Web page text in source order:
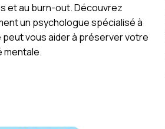
et au burn-out. Découvrez
un psychologue spécialisé à
peut vous aider à préserver votre
mentale.